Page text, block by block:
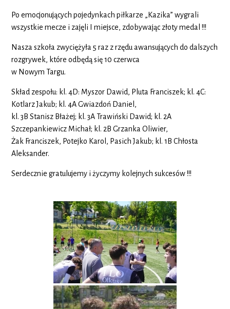
Po emocjonujących pojedynkach piłkarze „Kazika” wygrali
wszystkie mecze i zajęli I miejsce, zdobywając złoty medal !!!
Nasza szkoła zwyciężyła 5 raz z rzędu awansujących do dalszych
rozgrywek, które odbędą się 10 czerwca
w Nowym Targu.
Skład zespołu: kl. 4D: Myszor Dawid, Pluta Franciszek; kl. 4C:
Kotlarz Jakub; kl. 4A Gwiazdoń Daniel,
kl. 3B Stanisz Błażej; kl. 3A Trawiński Dawid; kl. 2A
Szczepankiewicz Michał; kl. 2B Grzanka Oliwier,
Żak Franciszek, Potejko Karol, Pasich Jakub; kl. 1B Chłosta
Aleksander.
Serdecznie gratulujemy i życzymy kolejnych sukcesów !!!